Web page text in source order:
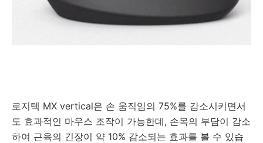
로지텍 MX vertical은 손 움직임의 75%를 감소시키면서
도 효과적인 마우스 조작이 가능한데, 손목의 부담이 감소
하여 근육의 긴장이 약 10% 감소되는 효과를 볼 수 있습